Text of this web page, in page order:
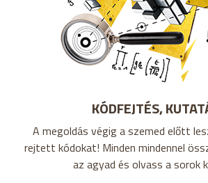
KÓDFEJTÉS,
A megoldás végig a szemed előtt
rejtett kódokat! Minden mindennel
az agyad és olvass a sorok